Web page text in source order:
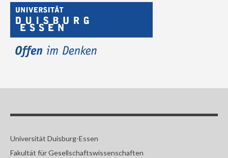
Universität Duisburg-Essen
Fakultät für Gesellschaftswissenschaften